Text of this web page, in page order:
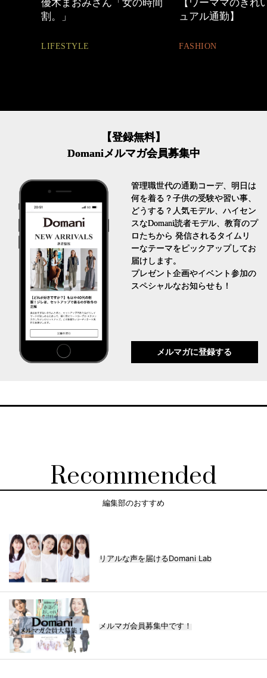
の時間
【ワーママのきれいめカジ
ュアル通勤】
FASHION
心地よくいら
とは
FASHION
【登録無料】
Domaniメルマガ会員募集中
管理職世代の通勤コーデ、明日は
何を着る？子供の受験や習い事、
どうする？人気モデル、ハイセン
スなDomani読者モデル、教育のプ
ロたちから 発信されるタイムリ
ーなテーマをピックアップしてお
届けします。
プレゼント企画やイベント参加の
スペシャルなお知らせも！
メルマガに登録する
Recommended
編集部のおすすめ
リアルな声を届けるDomani Lab
メルマガ会員募集中です！